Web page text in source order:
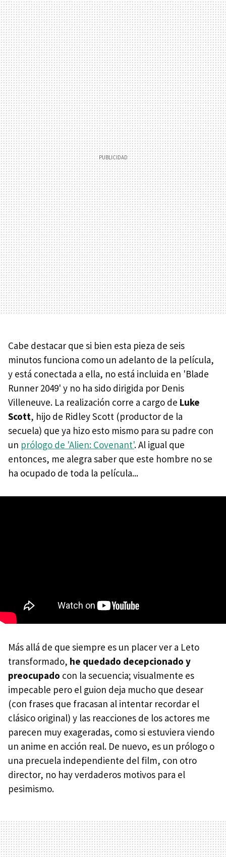
Cabe destacar que si bien esta pieza de seis
minutos funciona como un adelanto de la película,
y está conectada a ella, no está incluida en 'Blade
Runner 2049' y no ha sido dirigida por Denis
Villeneuve. La realización corre a cargo de Luke
Scott, hijo de Ridley Scott (productor de la
secuela) que ya hizo esto mismo para su padre con
un prólogo de 'Alien: Covenant'. Al igual que
entonces, me alegra saber que este hombre no se
ha ocupado de toda la película...
Más allá de que siempre es un placer ver a Leto
transformado, he quedado decepcionado y
preocupado con la secuencia; visualmente es
impecable pero el guion deja mucho que desear
(con frases que fracasan al intentar recordar el
clásico original) y las reacciones de los actores me
parecen muy exageradas, como si estuviera viendo
un anime en acción real. De nuevo, es un prólogo o
una precuela independiente del film, con otro
director, no hay verdaderos motivos para el
pesimismo.